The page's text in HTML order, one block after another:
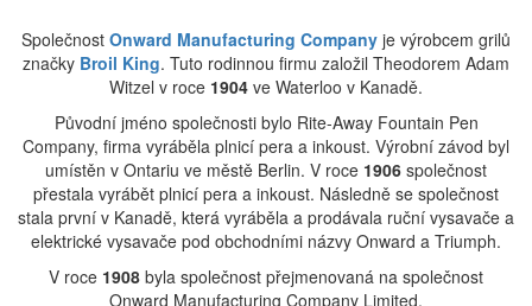
Společnost Onward Manufacturing Company je výrobcem grilů
značky Broil King. Tuto rodinnou firmu založil Theodorem Adam
Witzel v roce 1904 ve Waterloo v Kanadě.
Původní jméno společnosti bylo Rite-Away Fountain Pen
Company, firma vyráběla plnicí pera a inkoust. Výrobní závod byl
umístěn v Ontariu ve městě Berlin. V roce 1906 společnost
přestala vyrábět plnicí pera a inkoust. Následně se společnost
stala první v Kanadě, která vyráběla a prodávala ruční vysavače a
elektrické vysavače pod obchodními názvy Onward a Triumph.
V roce 1908 byla společnost přejmenovaná na společnost
Onward Manufacturing Company Limited.